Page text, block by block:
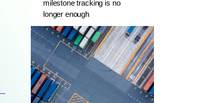
milestone tracking is no
longer enough